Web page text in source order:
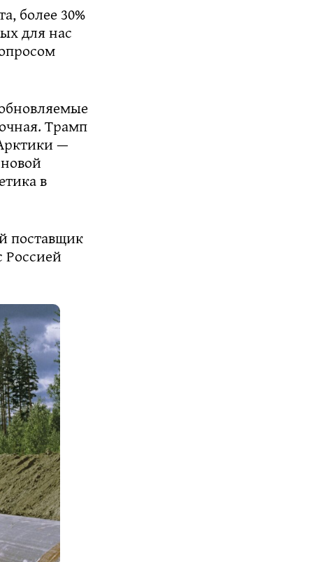
более 30%
для нас
Трамп
—
в
поставщик
Россией